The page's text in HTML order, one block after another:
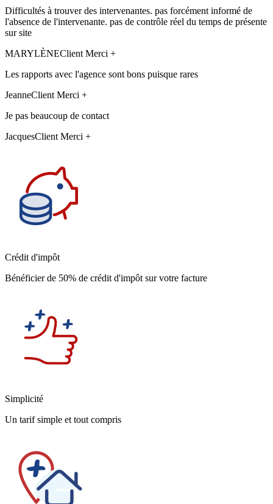
Difficultés à trouver des intervenantes. pas forcément informé de
l'absence de l'intervenante. pas de contrôle réel du temps de présente
sur site
MARYLÈNEClient Merci +
Les rapports avec l'agence sont bons puisque rares
JeanneClient Merci +
Je pas beaucoup de contact
JacquesClient Merci +
Crédit d'impôt
Bénéficier de 50% de crédit d'impôt sur votre facture
Simplicité
Un tarif simple et tout compris